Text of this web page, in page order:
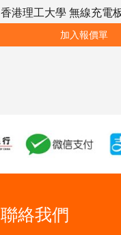
香港理工大學 無線充電
加入報價單
聯絡我們